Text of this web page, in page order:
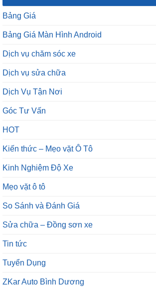
Bảng Giá
Bảng Giá Màn Hình Android
Dịch vụ chăm sóc xe
Dịch vụ sửa chữa
Dịch Vụ Tận Nơi
Góc Tư Vấn
HOT
Kiến thức – Mẹo vặt Ô Tô
Kinh Nghiệm Độ Xe
Mẹo vặt ô tô
So Sánh và Đánh Giá
Sửa chữa – Đồng sơn xe
Tin tức
Tuyển Dụng
ZKar Auto Bình Dương